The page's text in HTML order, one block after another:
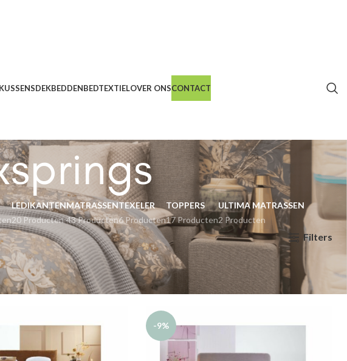
KUSSENSDEKBEDDENBEDTEXTIELOVER ONSCONTACT
LEDIKANTEN
20 Producten
MATRASSEN
43 Producten
TEXELER
6 Producten
TOPPERS
17 Producten
ULTIMA MATRASSEN
2 Producten
Show 9 12 18 24 Filters
-9%